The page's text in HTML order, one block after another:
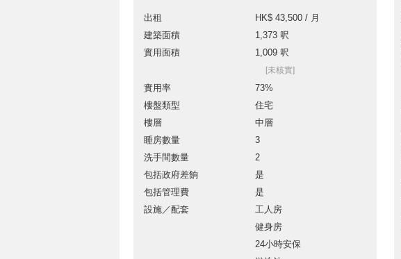
出租
HK$ 43,500 / 月
建築面積
1,373 呎
實用面積
1,009 呎
[未核實]
實用率
73%
樓盤類型
住宅
樓層
中層
睡房數量
3
洗手間數量
2
包括政府差餉
是
包括管理費
是
設施／配套
工人房
健身房
24小時安保